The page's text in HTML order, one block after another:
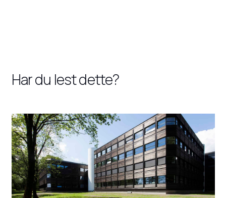
Har du lest dette?